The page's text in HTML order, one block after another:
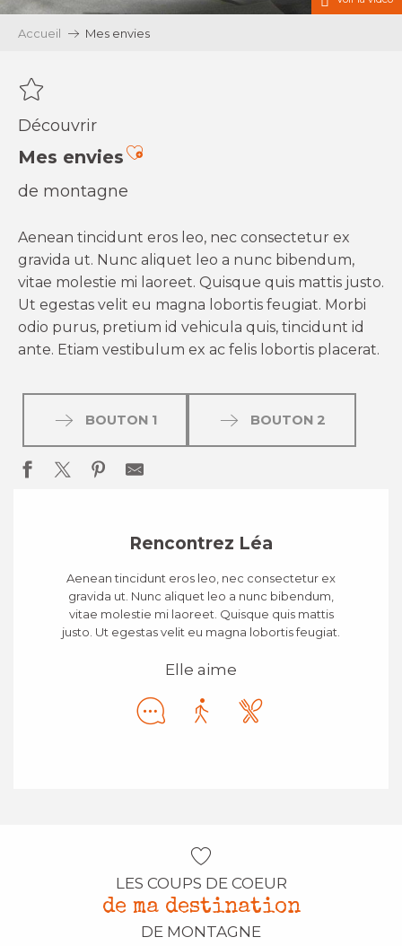
Accueil Mes envies
Découvrir
Mes enviesAjouter aux favoris
de montagne
Aenean tincidunt eros leo, nec consectetur ex
gravida ut. Nunc aliquet leo a nunc bibendum,
vitae molestie mi laoreet. Quisque quis mattis justo.
Ut egestas velit eu magna lobortis feugiat. Morbi
odio purus, pretium id vehicula quis, tincidunt id
ante. Etiam vestibulum ex ac felis lobortis placerat.
BOUTON 1 BOUTON 2
Rencontrez Léa
Aenean tincidunt eros leo, nec consectetur ex
gravida ut. Nunc aliquet leo a nunc bibendum,
vitae molestie mi laoreet. Quisque quis mattis
justo. Ut egestas velit eu magna lobortis feugiat.
Elle aime
LES COUPS DE COEUR
de ma destination
DE MONTAGNE